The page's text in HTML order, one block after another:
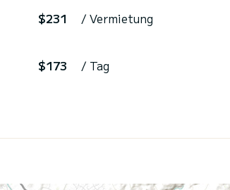
$231 / Vermietung
$173 / Tag